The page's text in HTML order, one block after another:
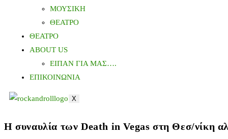
ΜΟΥΣΙΚΗ
ΘΕΑΤΡΟ
ΘΕΑΤΡΟ
ABOUT US
ΕΙΠΑΝ ΓΙΑ ΜΑΣ….
ΕΠΙΚΟΙΝΩΝΙΑ
X
Η συναυλία των Death in Vegas στη Θεσ/νίκη